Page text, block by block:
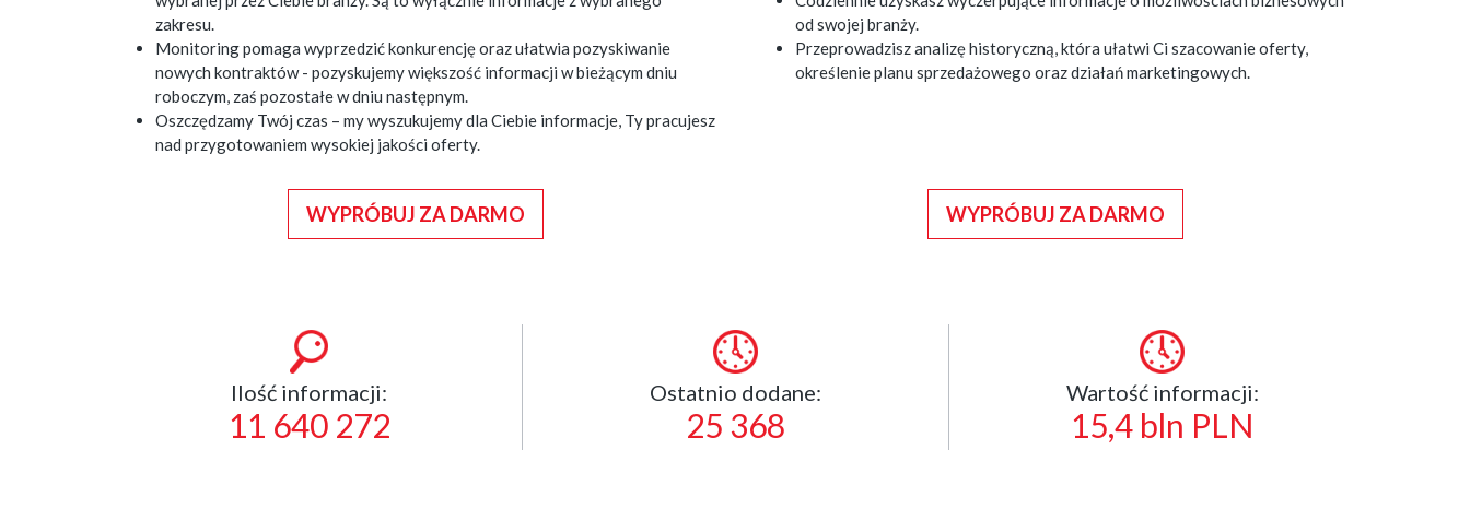
zakresu.
Monitoring pomaga wyprzedzić konkurencję oraz ułatwia pozyskiwanie
nowych kontraktów - pozyskujemy większość informacji w bieżącym dniu
roboczym, zaś pozostałe w dniu następnym.
Oszczędzamy Twój czas – my wyszukujemy dla Ciebie informacje, Ty pracujesz
nad przygotowaniem wysokiej jakości oferty.
WYPRÓBUJ ZA DARMO
od swojej branży.
Przeprowadzisz analizę historyczną, która ułatwi Ci szacowanie oferty,
określenie planu sprzedażowego oraz działań marketingowych.
WYPRÓBUJ ZA DARMO
Ilość informacji:
11 640 272
Ostatnio dodane:
25 368
Wartość informacji:
15,4 bln PLN